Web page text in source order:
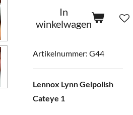
In
winkelwagen
Artikelnummer: G44
Lennox Lynn Gelpolish
Cateye 1